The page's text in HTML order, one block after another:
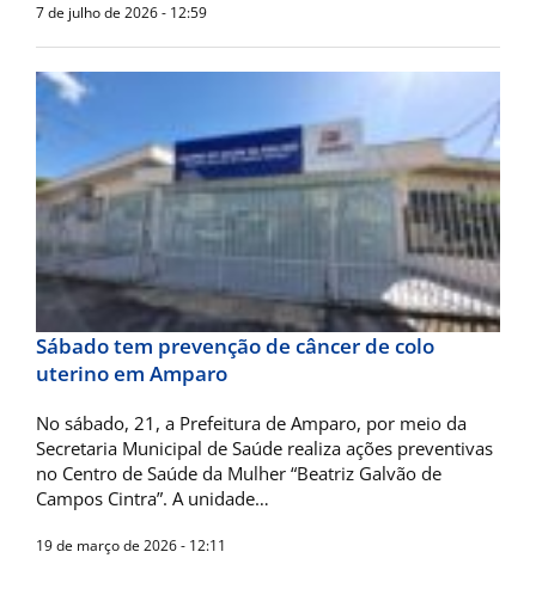
7 de julho de 2026 - 12:59
Sábado tem prevenção de câncer de colo
uterino em Amparo
No sábado, 21, a Prefeitura de Amparo, por meio da
Secretaria Municipal de Saúde realiza ações preventivas
no Centro de Saúde da Mulher “Beatriz Galvão de
Campos Cintra”. A unidade…
19 de março de 2026 - 12:11